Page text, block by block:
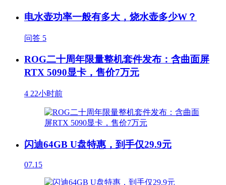
电水壶功率一般有多大，烧水壶多少W？
问答 5
ROG二十周年限量整机套件发布：含曲面屏
RTX 5090显卡，售价7万元
4 22小时前
闪迪64GB U盘特惠，到手仅29.9元
07.15